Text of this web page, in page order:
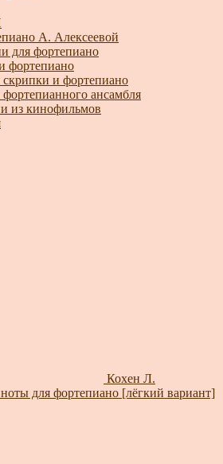
А. Алексеевой
для фортепиано
фортепиано
и фортепиано
ансамбля
из кинофильмов
Кохен Л.
для фортепиано [лёгкий вариант]